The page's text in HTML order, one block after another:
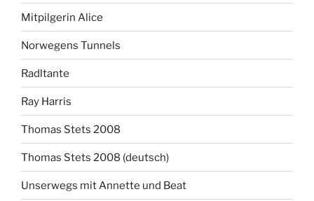
Mitpilgerin Alice
Norwegens Tunnels
Radltante
Ray Harris
Thomas Stets 2008
Thomas Stets 2008 (deutsch)
Unserwegs mit Annette und Beat